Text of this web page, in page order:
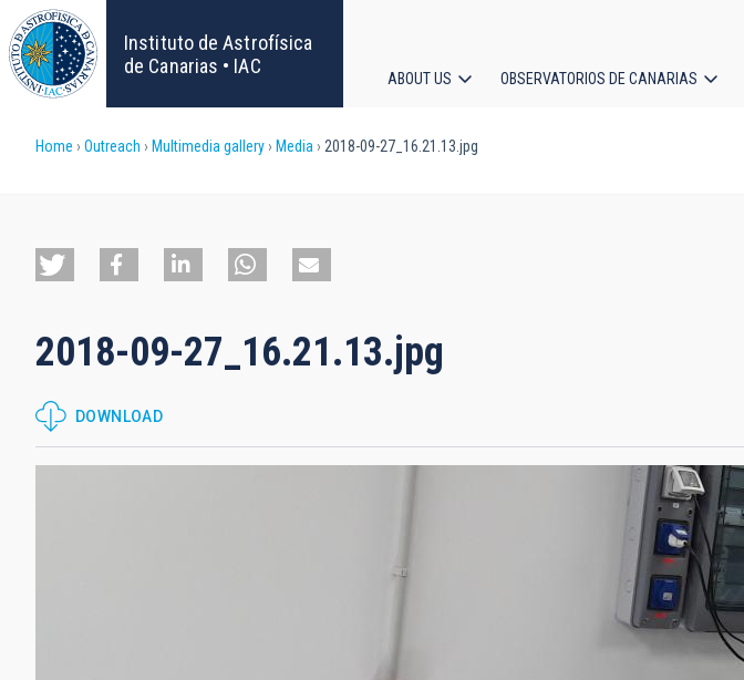
Skip
to
main
content
Instituto de Astrofísica
de Canarias • IAC
navigation
ABOUT US OBSERVATORIOS DE CANARIAS
Breadcrumb
Home Outreach Multimedia gallery Media 2018-09-27_16.21.13.jpg
2018-09-27_16.21.13.jpg
DOWNLOAD